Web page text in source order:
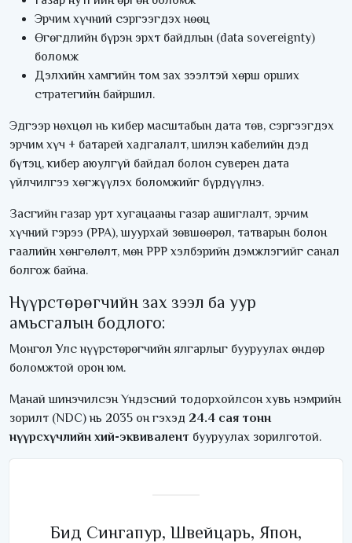
Эрчим хүчний сэргээгдэх нөөц
Өгөгдлийн бүрэн эрхт байдлын (data sovereignty)
боломж
Дэлхийн хамгийн том зах зээлтэй хөрш орших
стратегийн байршил.
Эдгээр нөхцөл нь кибер масштабын дата төв, сэргээгдэх
эрчим хүч + батарей хадгалалт, шилэн кабелийн дэд
бүтэц, кибер аюулгүй байдал болон суверен дата
үйлчилгээ хөгжүүлэх боломжийг бүрдүүлнэ.
Засгийн газар урт хугацааны газар ашиглалт, эрчим
хүчний гэрээ (PPA), шуурхай зөвшөөрөл, татварын болон
гаалийн хөнгөлөлт, мөн PPP хэлбэрийн дэмжлэгийг санал
болгож байна.
Нүүрстөрөгчийн зах зээл ба уур
амьсгалын бодлого:
Монгол Улс нүүрстөрөгчийн ялгарлыг бууруулах өндөр
боломжтой орон юм.
Манай шинэчилсэн Үндэсний тодорхойлсон хувь нэмрийн
зорилт (NDC) нь 2035 он гэхэд 24.4 сая тонн
нүүрсхүчлийн хий-эквивалент бууруулах зорилготой.
Бид Сингапур, Швейцарь, Япон,